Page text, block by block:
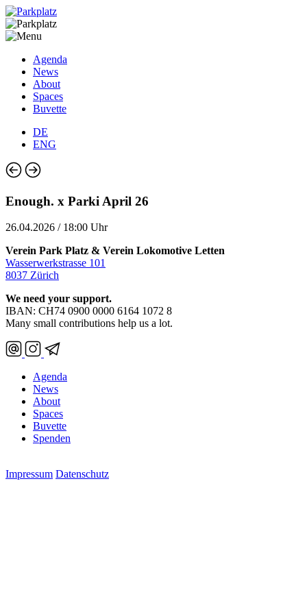
Agenda
News
About
Spaces
Buvette
DE
ENG
Enough. x Parki April 26
26.04.2026 / 18:00 Uhr
Verein Park Platz & Verein Lokomotive Letten
Wasserwerkstrasse 101
8037 Zürich
We need your support.
IBAN: CH74 0900 0000 6164 1072 8
Many small contributions help us a lot.
Agenda
News
About
Spaces
Buvette
Spenden
Impressum Datenschutz